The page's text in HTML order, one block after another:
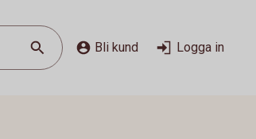
Bli kund Logga in